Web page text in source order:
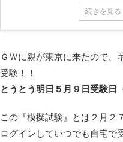
続きを見る
ＧＷに親が東京に来たので、
受験！！
とうとう明日５月９日受験日
この『模擬試験』とは２月２
ログインしていつでも自宅で